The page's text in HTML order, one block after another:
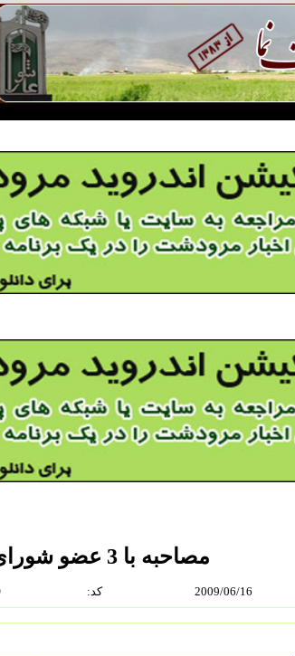
مصاحبه با 3 عضو شورای شهر مرودشت
:كد 2009/06/16